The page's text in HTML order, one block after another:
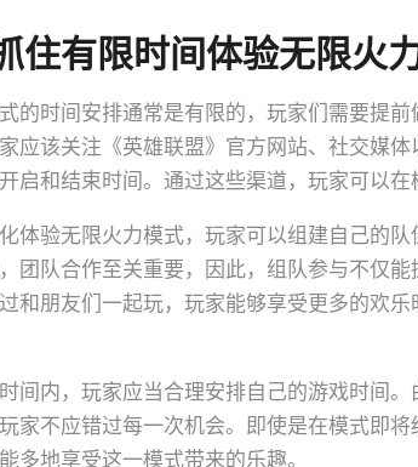
住有限时间体验无限火
的时间安排通常是有限的，玩家们需要提
应该关注《英雄联盟》官方网站、社交媒
启和结束时间。通过这些渠道，玩家可以在
体验无限火力模式，玩家可以组建自己的
团队合作至关重要，因此，组队参与不仅
和朋友们一起玩，玩家能够享受更多的欢
间内，玩家应当合理安排自己的游戏时间
家不应错过每一次机会。即使是在模式即
多地享受这一模式带来的乐趣。